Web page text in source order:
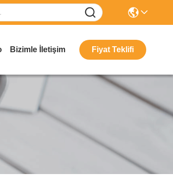
Bizimle İletişim Fiyat Teklifi